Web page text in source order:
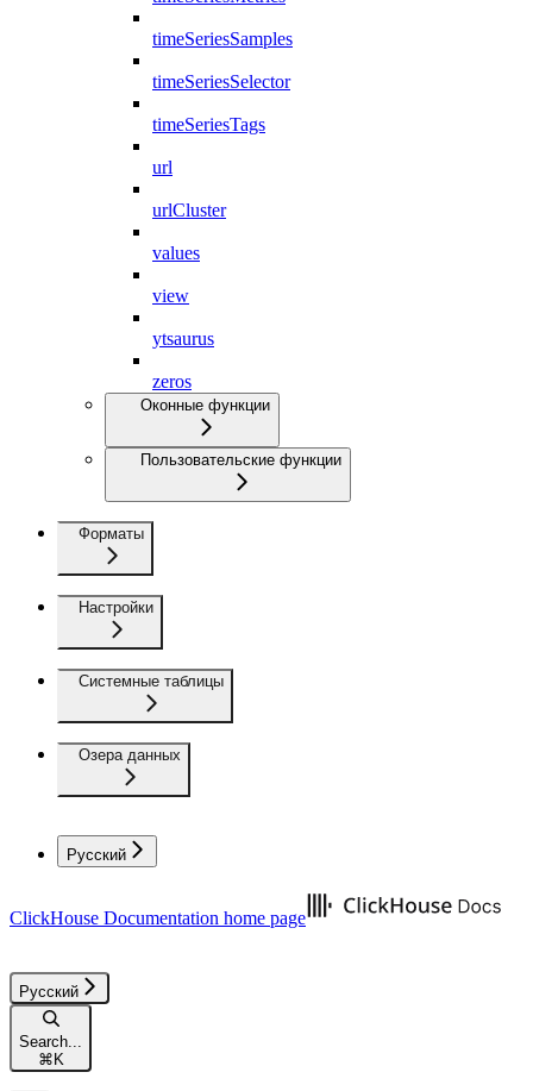
timeSeriesSamples
timeSeriesSelector
timeSeriesTags
url
urlCluster
values
view
ytsaurus
zeros
Оконные функции
Пользовательские функции
Форматы
Настройки
Системные таблицы
Озера данных
Русский
ClickHouse Documentation home page
Русский
Search...
⌘K